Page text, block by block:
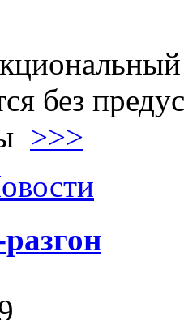
без
>>>